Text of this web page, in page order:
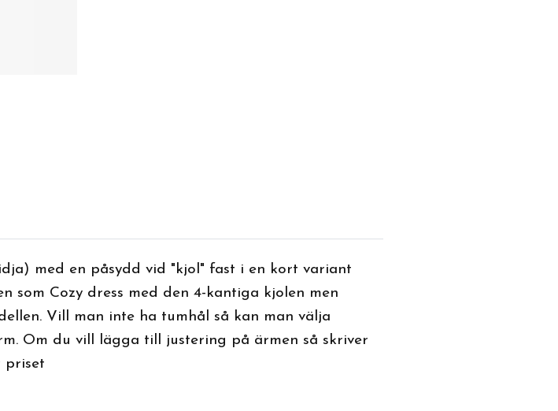
med en påsydd vid "kjol" fast i en kort variant
som Cozy dress med den 4-kantiga kjolen men
Vill man inte ha tumhål så kan man välja
Om du vill lägga till justering på ärmen så skriver
priset